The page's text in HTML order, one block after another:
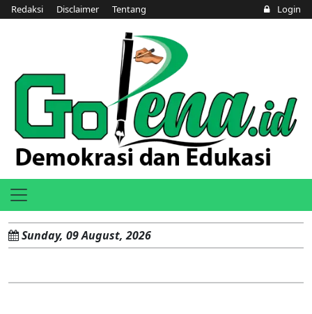
Redaksi Disclaimer Tentang Login
Sunday, 09 August, 2026